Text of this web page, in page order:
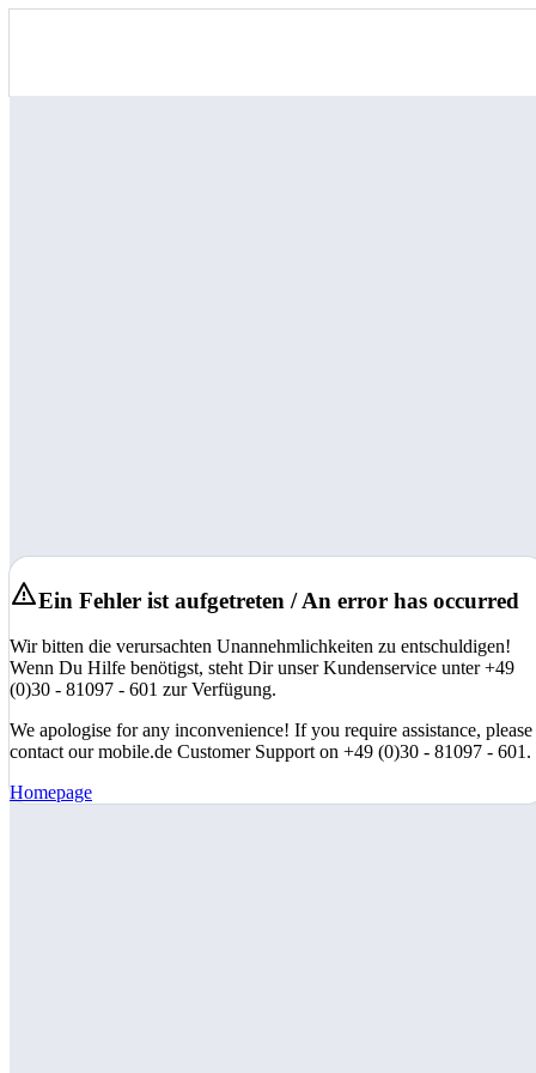
Ein Fehler ist aufgetreten / An error has occurred
Wir bitten die verursachten Unannehmlichkeiten zu entschuldigen!
Wenn Du Hilfe benötigst, steht Dir unser Kundenservice unter +49
(0)30 - 81097 - 601 zur Verfügung.
We apologise for any inconvenience! If you require assistance, please
contact our mobile.de Customer Support on +49 (0)30 - 81097 - 601.
Homepage